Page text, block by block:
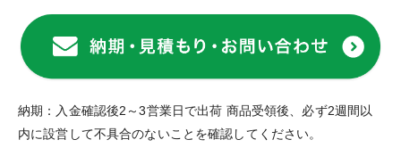
納期：入金確認後2～3営業日で出荷 商品受領後、必ず2週間以
内に設営して不具合のないことを確認してください。